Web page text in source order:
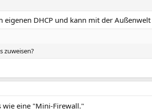
eigenen DHCP und kann mit der
zuweisen?
wie eine "Mini-Firewall."